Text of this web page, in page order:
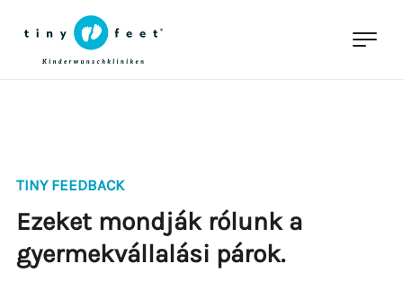
TINY FEEDBACK
Ezeket mondják rólunk a
gyermekvállalási párok.